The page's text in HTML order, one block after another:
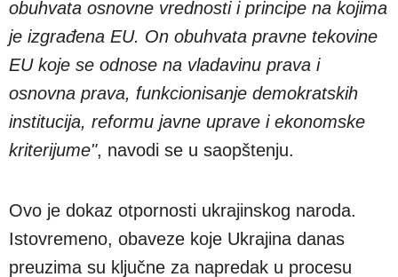
obuhvata osnovne vrednosti i principe na kojima
je izgrađena EU. On obuhvata pravne tekovine
EU koje se odnose na vladavinu prava i
osnovna prava, funkcionisanje demokratskih
institucija, reformu javne uprave i ekonomske
kriterijume", navodi se u saopštenju.
Ovo je dokaz otpornosti ukrajinskog naroda.
Istovremeno, obaveze koje Ukrajina danas
preuzima su ključne za napredak u procesu